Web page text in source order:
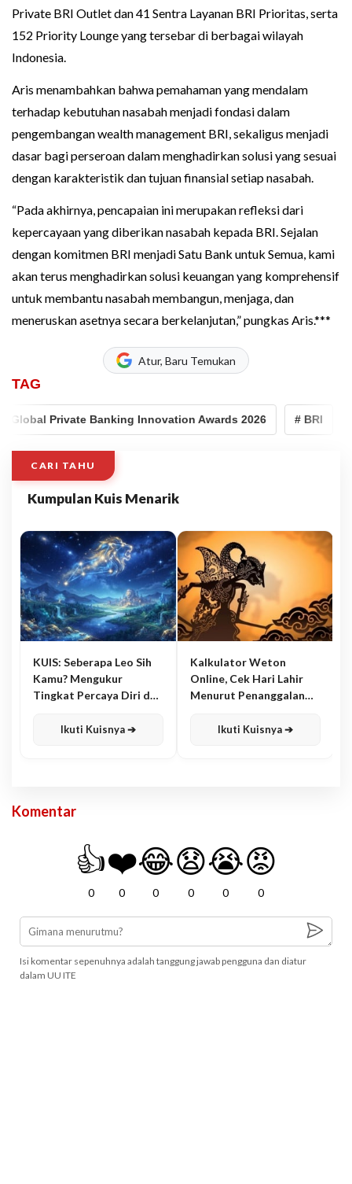
Private BRI Outlet dan 41 Sentra Layanan BRI Prioritas, serta
152 Priority Lounge yang tersebar di berbagai wilayah
Indonesia.
Aris menambahkan bahwa pemahaman yang mendalam
terhadap kebutuhan nasabah menjadi fondasi dalam
pengembangan wealth management BRI, sekaligus menjadi
dasar bagi perseroan dalam menghadirkan solusi yang sesuai
dengan karakteristik dan tujuan finansial setiap nasabah.
“Pada akhirnya, pencapaian ini merupakan refleksi dari
kepercayaan yang diberikan nasabah kepada BRI. Sejalan
dengan komitmen BRI menjadi Satu Bank untuk Semua, kami
akan terus menghadirkan solusi keuangan yang komprehensif
untuk membantu nasabah membangun, menjaga, dan
meneruskan asetnya secara berkelanjutan,” pungkas Aris.***
Atur, Baru Temukan
TAG
Private Banking Innovation Awards 2026 # BRI
CARI TAHU
Kumpulan Kuis Menarik
KUIS: Seberapa Leo Sih
Kamu? Mengukur
Tingkat Percaya Diri dan
Ikuti Kuisnya ➔
Kalkulator Weton
Online, Cek Hari Lahir
Menurut Penanggalan
Ikuti Kuisnya ➔
Komentar
👍
0
❤️
0
😂
0
😧
0
😭
0
😡
0
Isi komentar sepenuhnya adalah tanggung jawab pengguna dan diatur
dalam UU ITE